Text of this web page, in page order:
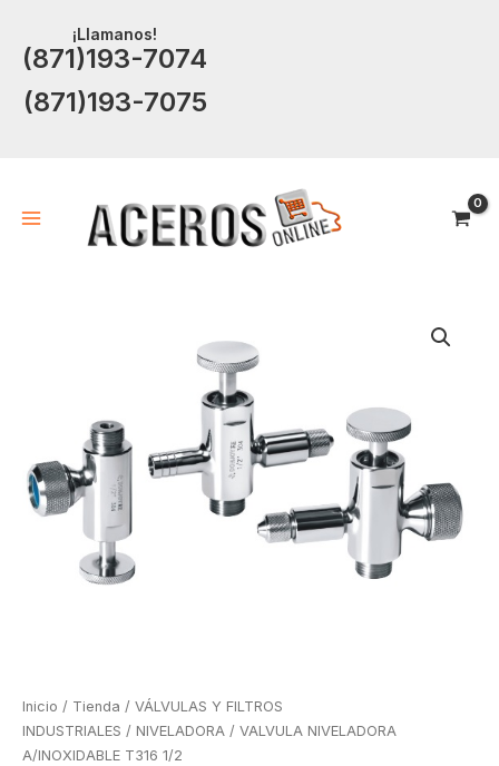
contenido
¡Llamanos!
(871)193-7074
(871)193-7075
Inicio / Tienda / VÁLVULAS Y FILTROS
INDUSTRIALES / NIVELADORA / VALVULA NIVELADORA
A/INOXIDABLE T316 1/2